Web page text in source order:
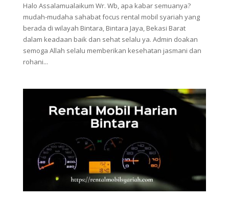
Halo Assalamualaikum Wr. Wb, apa kabar semuanya?
mudah-mudaha sahabat focus rental mobil syariah yang
berada di wilayah Bintara, Bintara Jaya, Bekasi Barat
dalam keadaan baik dan sehat selalu ya. Admin doakan
semoga Allah selalu memberikan kesehatan jasmani dan
rohani...